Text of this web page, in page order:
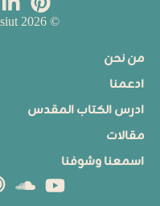
من نحن
ادعمنا
ادرس الكتاب المقدس
مقالات
اسمعنا وشوفنا
© 2026 Rakoty CYCS - Assiut